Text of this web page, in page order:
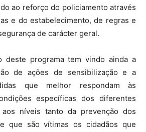
ao reforço do policiamento através
e do estabelecimento, de regras e
de carácter geral.
deste programa tem vindo ainda a
de ações de sensibilização e a
que melhor respondam às
específicas dos diferentes
níveis tanto da prevenção dos
que são vítimas os cidadãos que